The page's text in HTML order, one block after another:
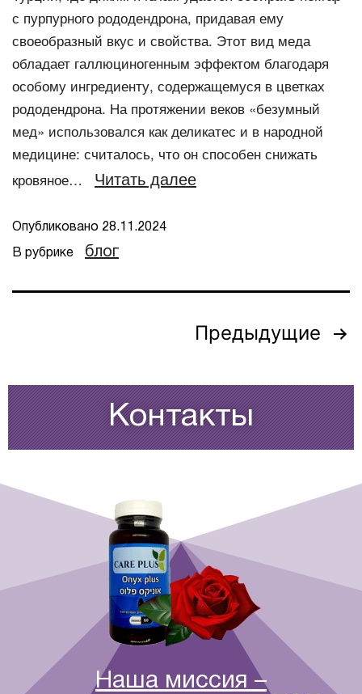
с пурпурного рододендрона, придавая ему
своеобразный вкус и свойства. Этот вид меда
обладает галлюциногенным эффектом благодаря
особому ингредиенту, содержащемуся в цветках
рододендрона. На протяжении веков «безумный
мед» использовался как деликатес и в народной
медицине: считалось, что он способен снижать
кровяное…
Читать далее
Опубликовано 28.11.2024
В рубрике блог
Предыдущие
Контакты
Наша миссия –